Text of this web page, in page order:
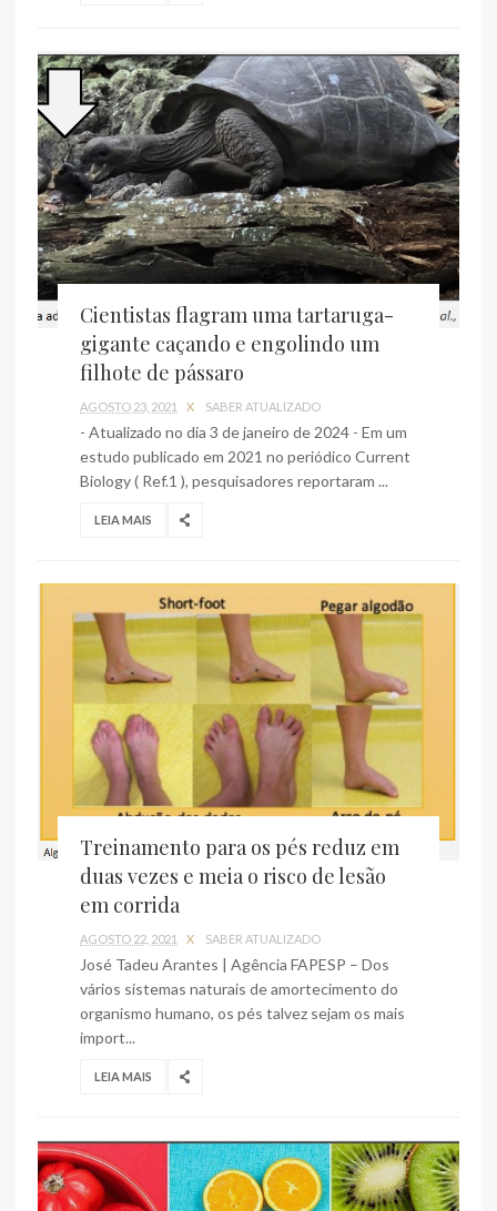
Cientistas flagram uma tartaruga-
gigante caçando e engolindo um
filhote de pássaro
AGOSTO 23, 2021 X SABER ATUALIZADO
- Atualizado no dia 3 de janeiro de 2024 - Em um
estudo publicado em 2021 no periódico Current
Biology ( Ref.1 ), pesquisadores reportaram ...
LEIA MAIS
Treinamento para os pés reduz em
duas vezes e meia o risco de lesão
em corrida
AGOSTO 22, 2021 X SABER ATUALIZADO
José Tadeu Arantes | Agência FAPESP – Dos
vários sistemas naturais de amortecimento do
organismo humano, os pés talvez sejam os mais
import...
LEIA MAIS